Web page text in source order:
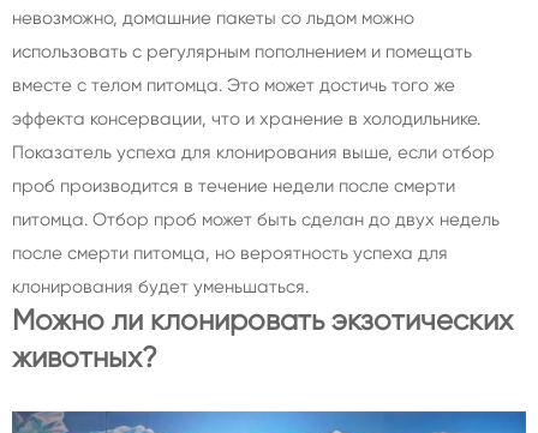
невозможно, домашние пакеты со льдом можно
использовать с регулярным пополнением и помещать
вместе с телом питомца. Это может достичь того же
эффекта консервации, что и хранение в холодильнике.
Показатель успеха для клонирования выше, если отбор
проб производится в течение недели после смерти
питомца. Отбор проб может быть сделан до двух недель
после смерти питомца, но вероятность успеха для
клонирования будет уменьшаться.
Можно ли клонировать экзотических
животных?